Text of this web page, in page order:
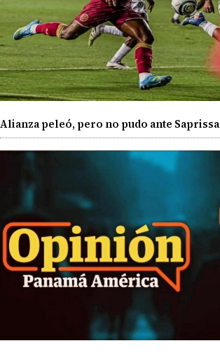
Alianza peleó, pero no pudo ante Saprissa